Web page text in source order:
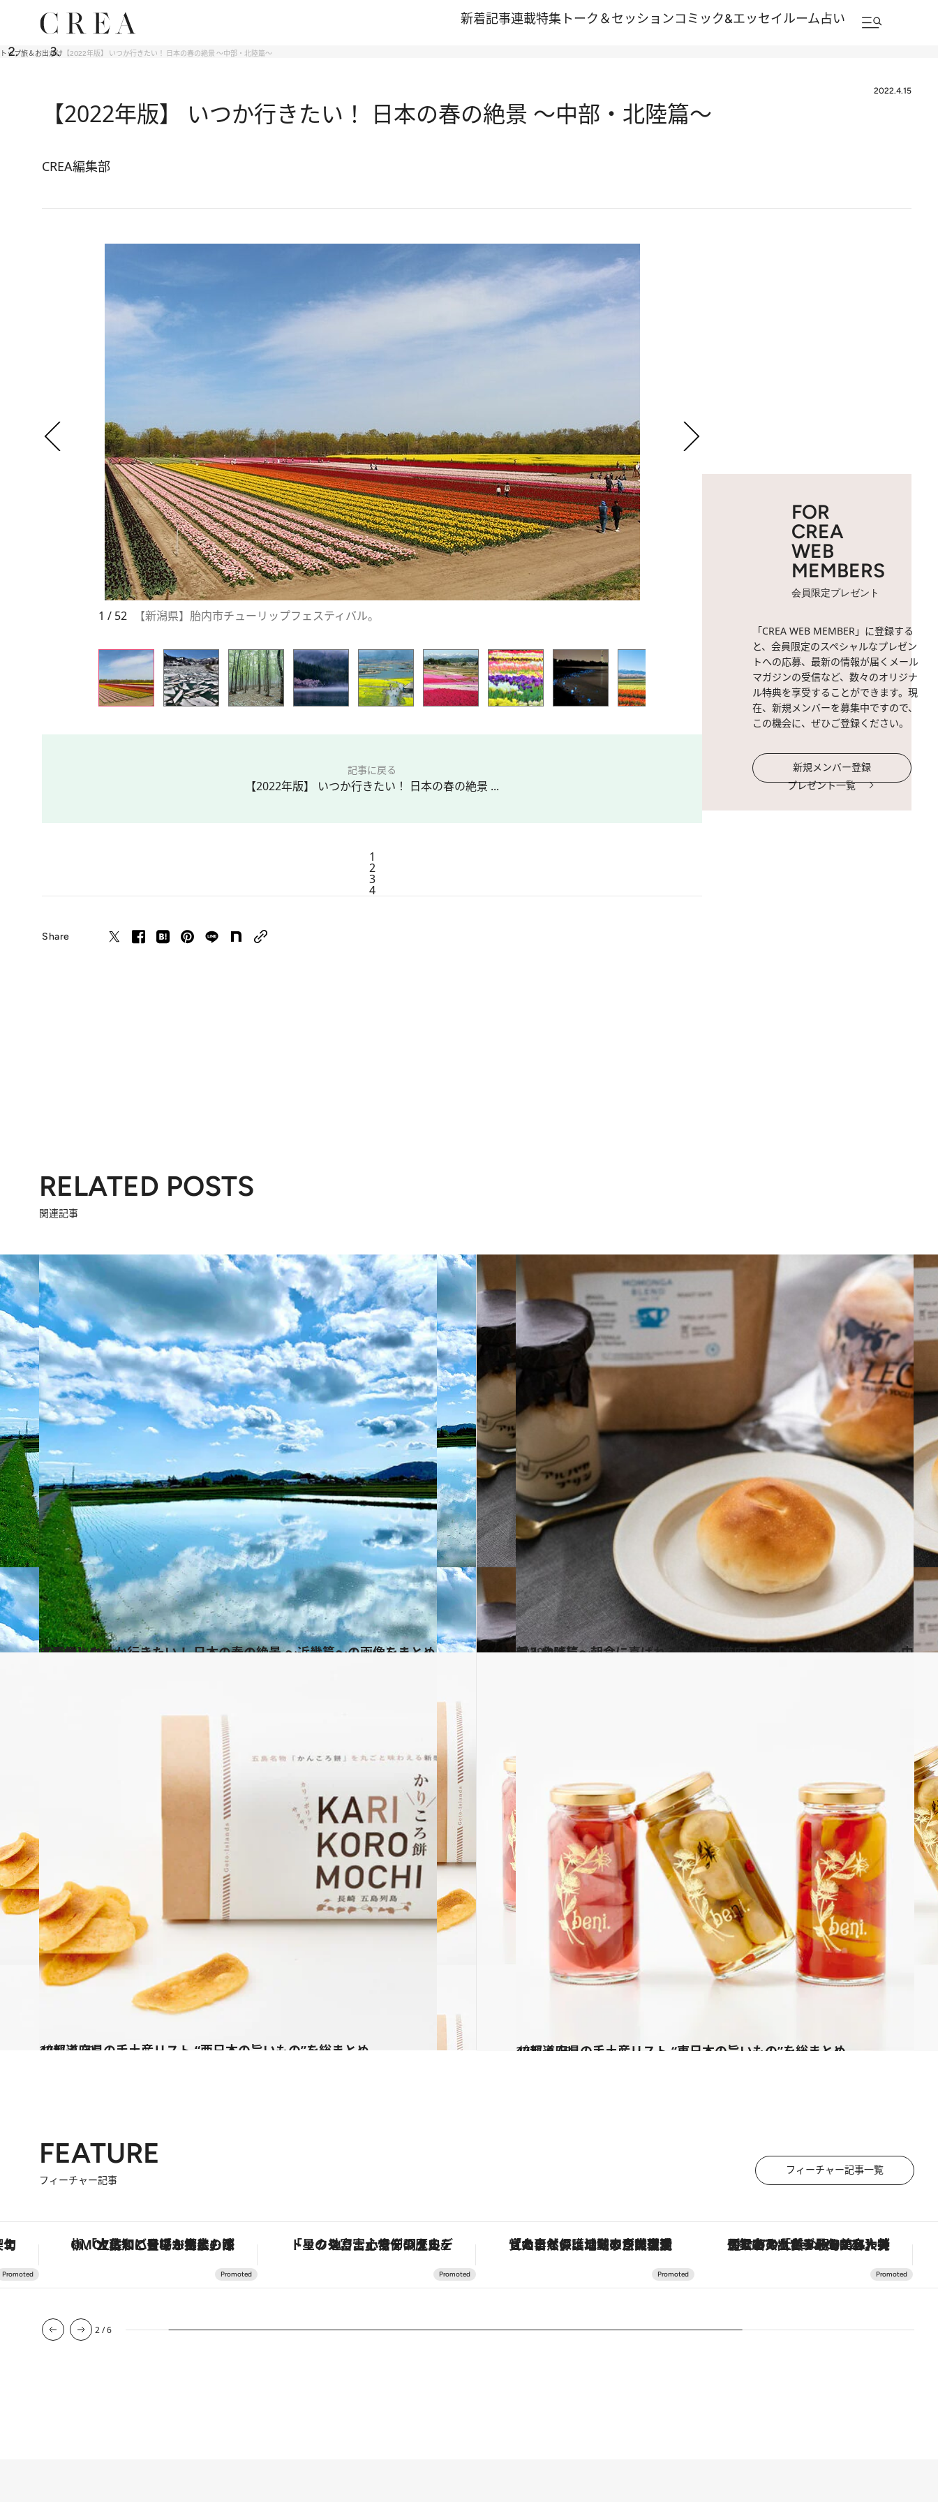
新着記事連載特集 トーク＆セッションコミック&エッセイルーム占い
トップ旅＆お出かけ 【2022年版】 いつか行きたい！ 日本の春の絶景 ～中部・北陸篇～
2022.4.15
【2022年版】 いつか行きたい！ 日本の春の絶景 ～中部・北陸篇～
CREA編集部
1 / 52 【新潟県】胎内市チューリップフェスティバル。
記事に戻る
【2022年版】 いつか行きたい！ 日本の春の絶景 ...
1
2
3
4
Share
FOR
CREA
WEB
MEMBERS
会員限定プレゼント
「CREA WEB MEMBER」に登録する
と、会員限定のスペシャルなプレゼン
トへの応募、最新の情報が届くメール
マガジンの受信など、数々のオリジナ
ル特典を享受することができます。現
在、新規メンバーを募集中ですので、
この機会に、ぜひご登録ください。
新規メンバー登録
プレゼント一覧
RELATED POSTS
関連記事
2022.4.14
【画像】いつか行きたい！ 日本の春の絶景 ～近畿篇～の画像をまとめてチェック
旅＆お出かけ 2022.2.2
手みやげに、朝食に喜ばれる！ 47都道府県の「パンとコーヒー」 ～中部・北陸篇～
グルメ
2021.2.20
47都道府県の手土産リスト “西日本の旨いもの”を総まとめ
グルメ 2021.1.18
47都道府県の手土産リスト “東日本の旨いもの”を総まとめ
グルメ
FEATURE
フィーチャー記事
フィーチャー記事一覧
で満喫！ 「土佐和ハーブかき氷」がOMO7高知に登場！生姜、山椒、大葉など目にも舌にも涼を呼ぶ郷土の味 「星のや富士」でデジタルデトックス。冨士信仰の歴史を辿り、心身を調える。 「大事なのは地域の意識を変えること」。ロレックス賞受賞の自然保護活動家が実現させたナイジェリアの自然環境の復活 【銀座で出合う最旬美容】美髪ケアや上質な眠り…セルフケアのアップデートから、特別な名入れギフトまで。大人のための「ReFa GINZA」クルーズ
2/6